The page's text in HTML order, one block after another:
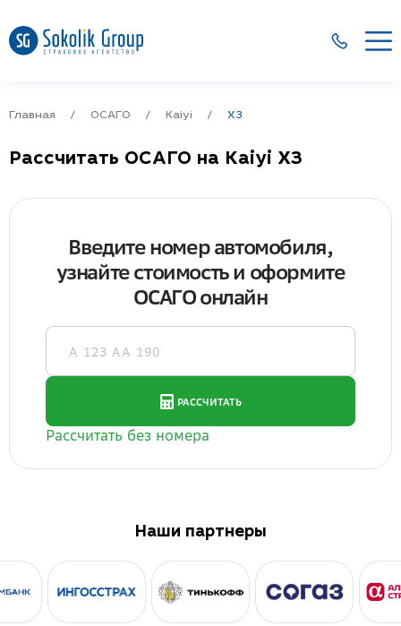
Главная ОСАГО Kaiyi X3
Рассчитать ОСАГО на Kaiyi X3
Наши партнеры